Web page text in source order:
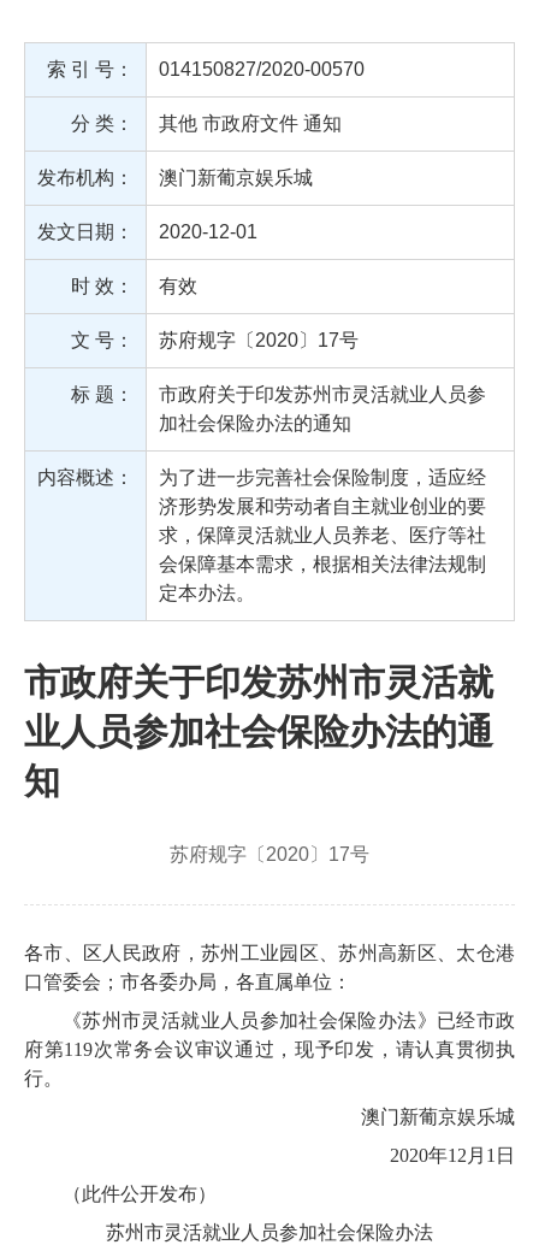
索 引 号： 014150827/2020-00570
分 类： 其他 市政府文件 通知
发布机构： 澳门新葡京娱乐城
发文日期： 2020-12-01
时 效： 有效
文 号： 苏府规字〔2020〕17号
标 题：
市政府关于印发苏州市灵活就业人员参
加社会保险办法的通知
内容概述：
为了进一步完善社会保险制度，适应经
济形势发展和劳动者自主就业创业的要
求，保障灵活就业人员养老、医疗等社
会保障基本需求，根据相关法律法规制
定本办法。
市政府关于印发苏州市灵活就
业人员参加社会保险办法的通
知
苏府规字〔2020〕17号
各市、区人民政府，苏州工业园区、苏州高新区、太仓港
口管委会；市各委办局，各直属单位：
《苏州市灵活就业人员参加社会保险办法》已经市政
府第119次常务会议审议通过，现予印发，请认真贯彻执
行。
澳门新葡京娱乐城
2020年12 月 1 日
（此件公开发布）
苏州市灵活就业人员参加社会保险办法